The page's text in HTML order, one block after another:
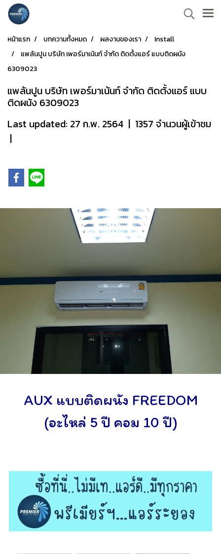
หน้าแรก บทความทั้งหมด ผลงานของเรา
Install
แพล้นปูน บริษัท เพอร์มาเน้นท์ จำกัด ติดตั้งแอร์ แบบติดผนัง
6309023
แพล้นปูน บริษัท เพอร์มาเน้นท์ จำกัด ติดตั้งแอร์ แบบ
ติดผนัง 6309023
Last updated: 27 ก.พ. 2564 | 1357 จำนวนผู้เข้าชม
|
AUX แบบติดผนัง FREEDOM
(อะไหล่ 5 ปี คอม 10 ปี)